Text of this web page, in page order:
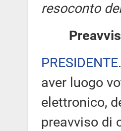
resoconto
PRESIDENTE
aver luogo
elettronico,
preavviso di